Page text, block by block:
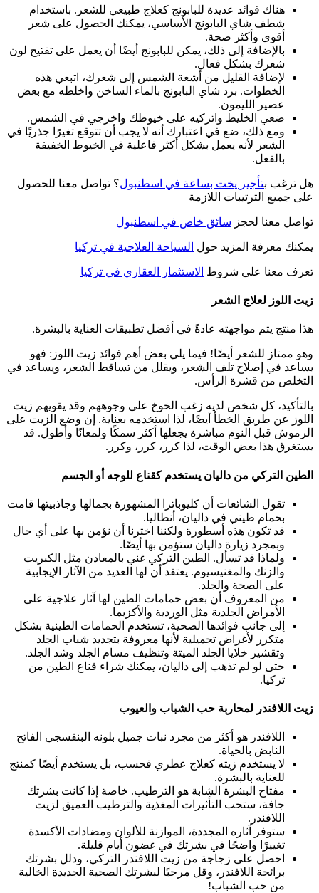
هناك فوائد عديدة للبابونج كعلاج طبيعي للشعر. باستخدام
شطف شاي البابونج الأساسي، يمكنك الحصول على شعر
أقوى وأكثر صحة.
بالإضافة إلى ذلك، يمكن للبابونج أيضًا أن يعمل على تفتيح لون
شعرك بشكل فعال.
لإضافة القليل من أشعة الشمس إلى شعرك، اتبعي هذه
الخطوات. برد شاي البابونج بالماء الساخن واخلطه مع بعض
عصير الليمون.
ضعي الخليط واتركيه على خيوطك واخرجي في الشمس.
ومع ذلك، ضع في اعتبارك أنه لا يجب أن تتوقع تغيرًا جذريًا في
الشعر لأنه يعمل بشكل أكثر فاعلية في الخيوط الخفيفة
بالفعل.
هل ترغب بتأجير يخت بساعة في اسطنبول؟ تواصل معنا للحصول
على جميع الترتيبات اللازمة
تواصل معنا لحجز سائق خاص في اسطنبول
يمكنك معرفة المزيد حول السياحة العلاجية في تركيا
تعرف معنا على شروط الاستثمار العقاري في تركيا
زيت اللوز لعلاج الشعر
هذا منتج يتم مواجهته عادةً في أفضل تطبيقات العناية بالبشرة.
وهو ممتاز للشعر أيضًا! فيما يلي بعض أهم فوائد زيت اللوز: فهو
يساعد في إصلاح تلف الشعر، ويقلل من تساقط الشعر، ويساعد في
التخلص من قشرة الرأس.
بالتأكيد، كل شخص لديه زغب الخوخ على وجوههم وقد يقويهم زيت
اللوز عن طريق الخطأ أيضًا، لذا استخدمه بعناية. إن وضع الزيت على
الرموش قبل النوم مباشرة يجعلها أكثر سمكًا ولمعانًا وأطول. قد
يستغرق هذا بعض الوقت، لذا كرر، كرر، وكرر.
الطين التركي من داليان يستخدم كقناع للوجه أو الجسم
تقول الشائعات أن كليوباترا المشهورة بجمالها وجاذبيتها قامت
بحمام طيني في داليان، أنطاليا.
قد تكون هذه أسطورة ولكننا اخترنا أن نؤمن بها على أي حال
وبمجرد زيارة داليان ستؤمن بها أيضًا.
ولماذا قد تسأل. الطين التركي غني بالمعادن مثل الكبريت
والزنك والمغنيسيوم. يعتقد أن لها العديد من الآثار الإيجابية
على الصحة والجلد.
من المعروف أن بعض حمامات الطين لها آثار علاجية على
الأمراض الجلدية مثل الوردية والأكزيما.
إلى جانب فوائدها الصحية، تستخدم الحمامات الطينية بشكل
متكرر لأغراض تجميلية لأنها معروفة بتجديد شباب الجلد
وتقشير خلايا الجلد الميتة وتنظيف مسام الجلد وشد الجلد.
حتى لو لم تذهب إلى داليان، يمكنك شراء قناع الطين من
تركيا.
زيت اللافندر لمحاربة حب الشباب والعيوب
اللافندر هو أكثر من مجرد نبات جميل بلونه البنفسجي الفاتح
النابض بالحياة.
لا يستخدم زيته كعلاج عطري فحسب، بل يستخدم أيضًا كمنتج
للعناية بالبشرة.
مفتاح البشرة الشابة هو الترطيب. خاصة إذا كانت بشرتك
جافة، ستحب التأثيرات المغذية والترطيب العميق لزيت
اللافندر.
ستوفر آثاره المجددة، الموازنة للألوان ومضادات الأكسدة
تغييرًا واضحًا في بشرتك في غضون أيام قليلة.
احصل على زجاجة من زيت اللافندر التركي، ودلل بشرتك
برائحة اللافندر، وقل مرحبًا لبشرتك الصحية الجديدة الخالية
من حب الشباب!